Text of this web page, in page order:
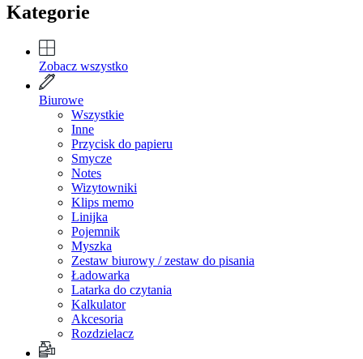
Kategorie
Zobacz wszystko
Biurowe
Wszystkie
Inne
Przycisk do papieru
Smycze
Notes
Wizytowniki
Klips memo
Linijka
Pojemnik
Myszka
Zestaw biurowy / zestaw do pisania
Ładowarka
Latarka do czytania
Kalkulator
Akcesoria
Rozdzielacz